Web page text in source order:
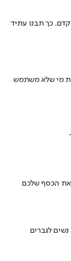
כך תבנו עתיד
מי שלא משתמש
את הכסף שלכם
לגברים